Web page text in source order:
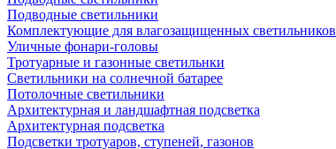
Подводные светильники
Комплектующие для влагозащищенных светильников
Уличные фонари-головы
Тротуарные и газонные светильнки
Светильники на солнечной батарее
Потолочные светильники
Архитектурная и ландшафтная подсветка
Архитектурная подсветка
Подсветки тротуаров, ступеней, газонов